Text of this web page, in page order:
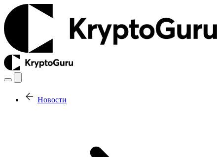
Новости